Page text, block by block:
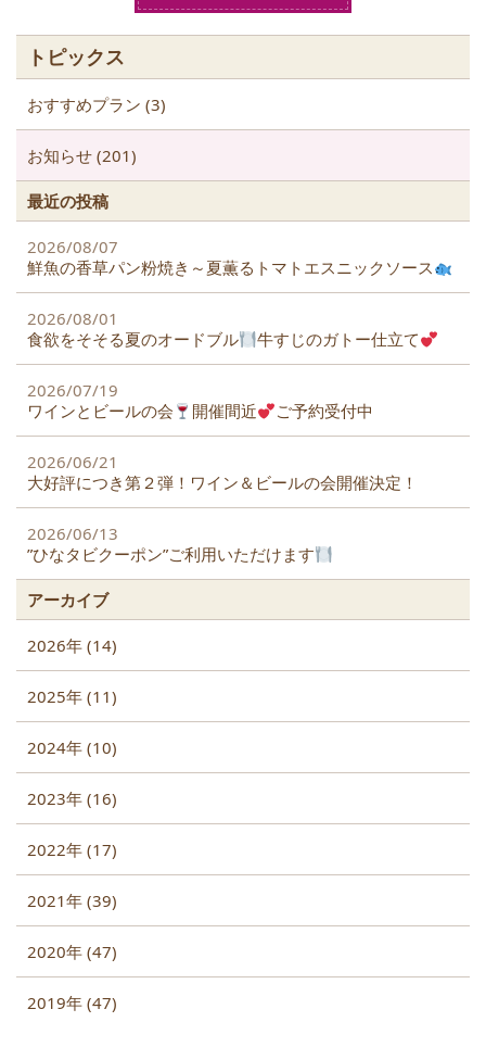
o
k
トピックス
おすすめプラン (3)
お知らせ (201)
最近の投稿
2026/08/07
鮮魚の香草パン粉焼き～夏薫るトマトエスニックソース
2026/08/01
食欲をそそる夏のオードブル
牛すじのガトー仕立て
2026/07/19
ワインとビールの会
開催間近 ご予約受付中
2026/06/21
大好評につき第２弾！ワイン＆ビールの会開催決定！
2026/06/13
”ひなタビクーポン”ご利用いただけます
アーカイブ
2026年 (14)
2025年 (11)
2024年 (10)
2023年 (16)
2022年 (17)
2021年 (39)
2020年 (47)
2019年 (47)